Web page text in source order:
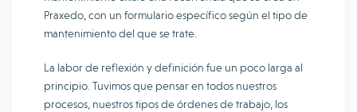
Praxedo, con un formulario específico según el tipo de
mantenimiento del que se trate.
La labor de reflexión y definición fue un poco larga al
principio. Tuvimos que pensar en todos nuestros
procesos, nuestros tipos de órdenes de trabajo, los